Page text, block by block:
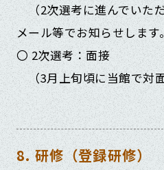
（2次選考に進んでいた
メール等でお知らせします
〇 2次選考：面接
（3月上旬頃に当館で対面
8. 研修（登録研修）